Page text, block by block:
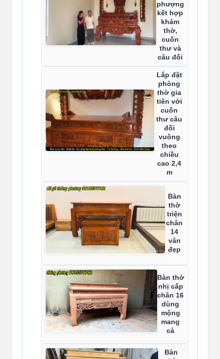
phượng
kết hợp
khám
thờ,
cuốn
thư và
câu đối
Lắp đặt
phòng
thờ gia
tiên với
cuốn
thư câu
đối
vuông
theo
chiều
cao 2,4
m
Bàn
thờ
triện
chân
14
vân
đẹp
Bàn thờ
nhị cấp
chân 16
dùng
mộng
mang
cá
Bàn